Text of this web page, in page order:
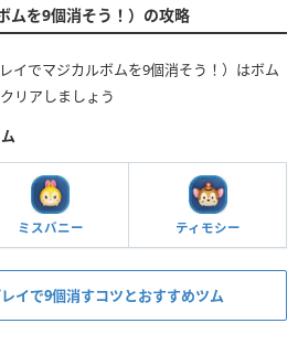
ムを9個消そう！）の攻略
イでマジカルボムを9個消そう！）はボム
リアしましょう
ミスバニー ティモシー
イで9個消すコツとおすすめツム